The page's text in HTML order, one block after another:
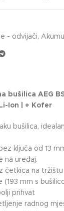
- odvijači,
bušilica AEG
Ion | + Kofer
bušilica,
ključa od 13
na uređaj.
četkica na
(193 mm s
prihvat
radnog